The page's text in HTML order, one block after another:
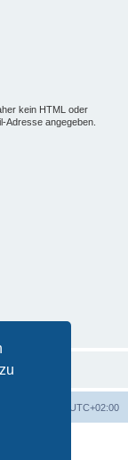
kein HTML oder
Adresse angegeben.
UTC+02:00
Limited